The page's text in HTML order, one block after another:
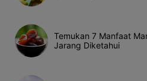
Temukan 7 Manfaat
Jarang Diketahui